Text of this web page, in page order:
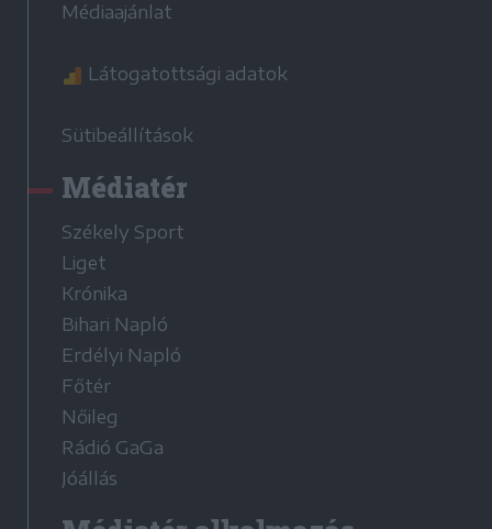
Médiaajánlat
Látogatottsági adatok
Sütibeállítások
Médiatér
Székely Sport
Liget
Krónika
Bihari Napló
Erdélyi Napló
Főtér
Nőileg
Rádió GaGa
Jóállás